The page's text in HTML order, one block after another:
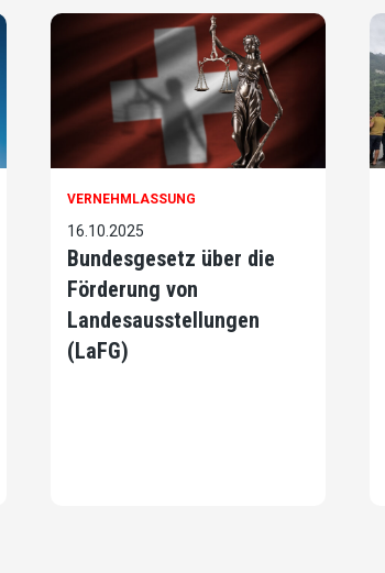
VERNEHMLASSUNG
16.10.2025
Bundesgesetz über die
Förderung von
Landesausstellungen
(LaFG)